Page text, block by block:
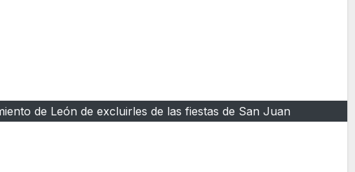
de León de excluirles de las fiestas de San Juan